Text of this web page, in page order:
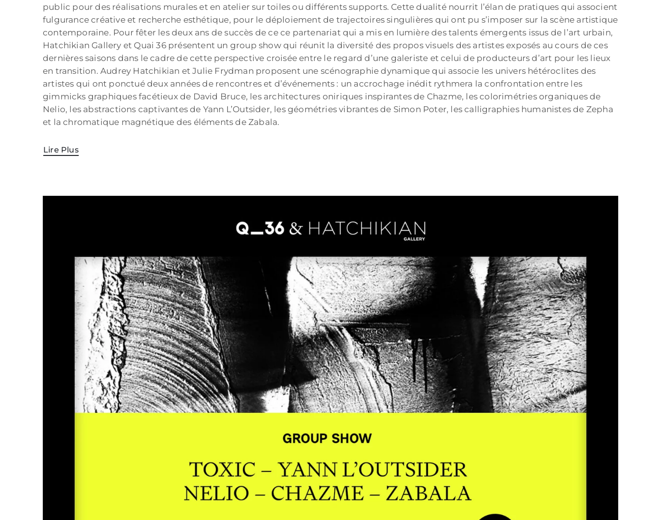
public pour des réalisations murales et en atelier sur toiles ou différents supports. Cette dualité nourrit l’élan de pratiques qui associent
fulgurance créative et recherche esthétique, pour le déploiement de trajectoires singulières qui ont pu s’imposer sur la scène artistique
contemporaine. Pour fêter les deux ans de succès de ce ce partenariat qui a mis en lumière des talents émergents issus de l’art urbain,
Hatchikian Gallery et Quai 36 présentent un group show qui réunit la diversité des propos visuels des artistes exposés au cours de ces
dernières saisons dans le cadre de cette perspective croisée entre le regard d’une galeriste et celui de producteurs d’art pour les lieux
en transition. Audrey Hatchikian et Julie Frydman proposent une scénographie dynamique qui associe les univers hétéroclites des
artistes qui ont ponctué deux années de rencontres et d’événements : un accrochage inédit rythmera la confrontation entre les
gimmicks graphiques facétieux de David Bruce, les architectures oniriques inspirantes de Chazme, les colorimétries organiques de
Nelio, les abstractions captivantes de Yann L’Outsider, les géométries vibrantes de Simon Poter, les calligraphies humanistes de Zepha
et la chromatique magnétique des éléments de Zabala.
Lire Plus